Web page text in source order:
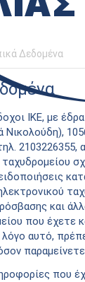
Δεδομένα
ΙΚΕ, με
Νικολούδη),
2103226355,
και
που έχετε
αυτό,
που